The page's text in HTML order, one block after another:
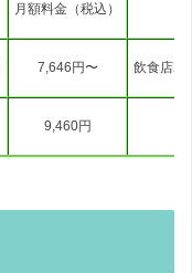
月額料金（税込）
7,646円〜 飲食店
9,460円